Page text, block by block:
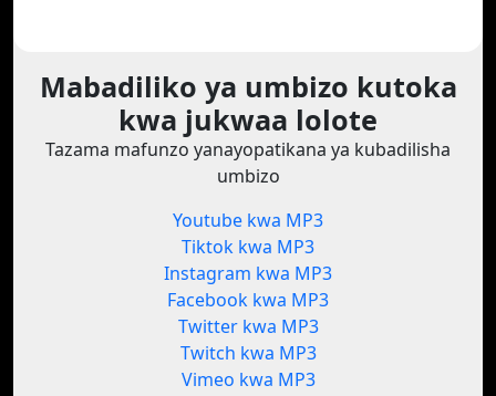
Mabadiliko ya umbizo kutoka
kwa jukwaa lolote
Tazama mafunzo yanayopatikana ya kubadilisha
umbizo
Youtube kwa MP3
Tiktok kwa MP3
Instagram kwa MP3
Facebook kwa MP3
Twitter kwa MP3
Twitch kwa MP3
Vimeo kwa MP3